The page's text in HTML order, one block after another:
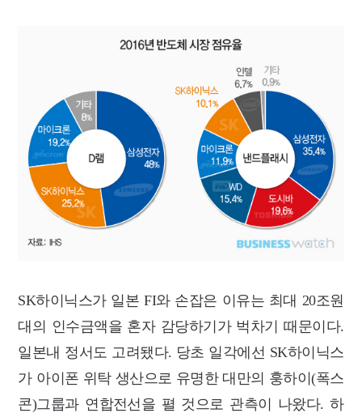
SK하이닉스가 일본 FI와 손잡은 이유는 최대 20조원
대의 인수금액을 혼자 감당하기가 벅차기 때문이다.
일본내 정서도 고려됐다. 당초 일각에선 SK하이닉스
가 아이폰 위탁 생산으로 유명한 대만의 훙하이(폭스
콘)그룹과 연합전선을 펼 것으로 관측이 나왔다. 하